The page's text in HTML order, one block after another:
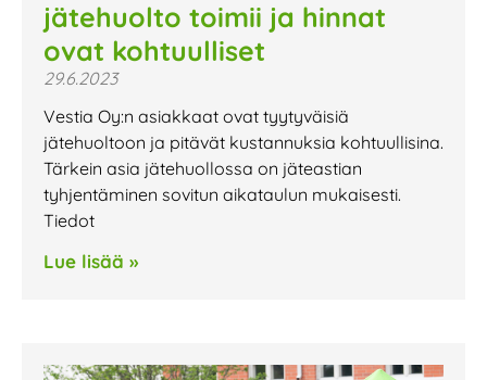
jätehuolto toimii ja hinnat
ovat kohtuulliset
29.6.2023
Vestia Oy:n asiakkaat ovat tyytyväisiä
jätehuoltoon ja pitävät kustannuksia kohtuullisina.
Tärkein asia jätehuollossa on jäteastian
tyhjentäminen sovitun aikataulun mukaisesti.
Tiedot
Lue lisää »